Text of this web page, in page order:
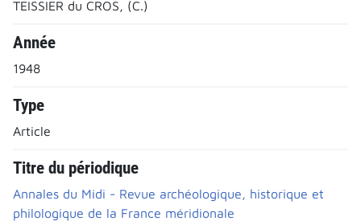
TEISSIER du CROS, (C.)
Année
1948
Type
Article
Titre du périodique
Annales du Midi - Revue archéologique, historique et
philologique de la France méridionale